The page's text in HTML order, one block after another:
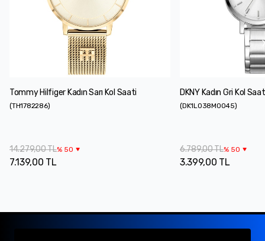
Tommy Hilfiger Kadın Sarı Kol Saati
(TH1782286)
14.279,00 TL% 50
7.139,00 TL
DKNY Kadın Gri Kol
(DK1L038M0045)
6.789,00 TL% 50
3.399,00 TL